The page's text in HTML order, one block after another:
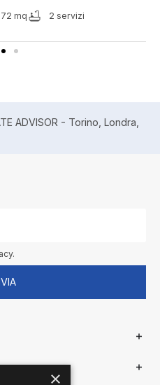
2 servizi
ADVISOR - Torino, Londra,
×